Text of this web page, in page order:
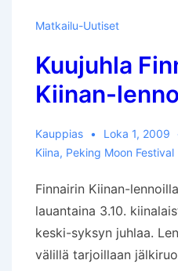
Matkailu-Uutiset
Kuujuhla
Kiinan-
Kauppias Loka 1, 2009
Kiina, Peking Moon Festival
Finnairin Kiinan-
lauantaina 3.10.
keski-syksyn juhlaa.
välillä tarjoillaan